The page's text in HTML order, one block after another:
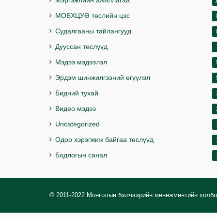
МОБХЦУӨ төслийн цэс
Судалгааны тайлангууд
Дууссан төслүүд
Мэдээ мэдээлэл
Эрдэм шинжилгээний өгүүлэл
Бидний тухай
Видео мэдээ
Uncategorized
Одоо хэрэгжиж байгаа төслүүд
Бодлогын санал
© 2011-2022 Монголын бэлчээрийн менежментийн